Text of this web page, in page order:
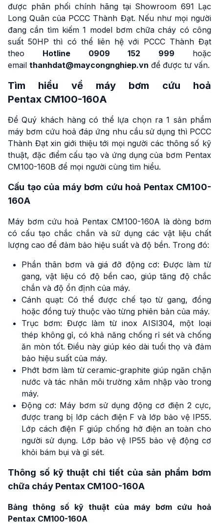
được phân phối chính hãng tại Showroom 691 Lạc
Long Quân của PCCC Thành Đạt. Nếu như mọi người
đang cần tìm kiếm 1 model bơm chữa cháy có công
suất 50HP thì có thể liên hệ với PCCC Thành Đạt
theo Hotline 0909 152 999 hoặc
email thanhdat@maycongnghiep.vn để được tư vấn.
Tìm hiểu về máy bơm cứu hoả
Pentax CM100-160A
Để Quý khách hàng có thể lựa chọn ra 1 sản phẩm
máy bơm cứu hoả đáp ứng nhu cầu sử dụng thì PCCC
Thành Đạt xin giới thiệu tới mọi người các thông số kỹ
thuật, đặc điểm cấu tạo và ứng dụng của bơm Pentax
CM100-160B để mọi người cùng tìm hiểu.
Cấu tạo của máy bơm cứu hoả Pentax CM100-
160A
Máy bơm cứu hoả Pentax CM100-160A là dòng bơm
có cấu tạo chắc chắn và sử dụng các vật liệu chất
lượng cao để đảm bảo hiệu suất và độ bền. Trong đó:
Phần thân bơm và giá đỡ động cơ: Được làm từ
gang, vật liệu có độ bền cao, giúp tăng độ chắc
chắn và độ ổn định của máy.
Cánh quạt: Có thể được chế tạo từ gang, đồng
hoặc đồng tuỳ thuộc vào từng phiên bản của máy.
Trục bơm: Được làm từ inox AISI304, một loại
thép không gỉ, có khả năng chống rỉ sét và chống
ăn mòn tốt. Điều này giúp kéo dài tuổi thọ và đảm
bảo hiệu suất của máy.
Phớt bơm làm từ ceramic-graphite giúp ngăn chặn
nước và tác nhân môi trường xâm nhập vào trong
máy.
Động cơ: Máy bơm sử dụng động cơ điện 2 cực,
được trang bị lớp cách điện F và lớp bảo vệ IP55.
Lớp cách điện F giúp chống hở điện an toàn cho
người sử dụng. Lớp bảo vệ IP55 bảo vệ động cơ
khỏi bám bụi và gỉ sét.
Thông số kỹ thuật chi tiết của sản phẩm bơm
chữa cháy Pentax CM100-160A
Bảng thông số kỹ thuật của máy bơm cứu hoả
Pentax CM100-160A